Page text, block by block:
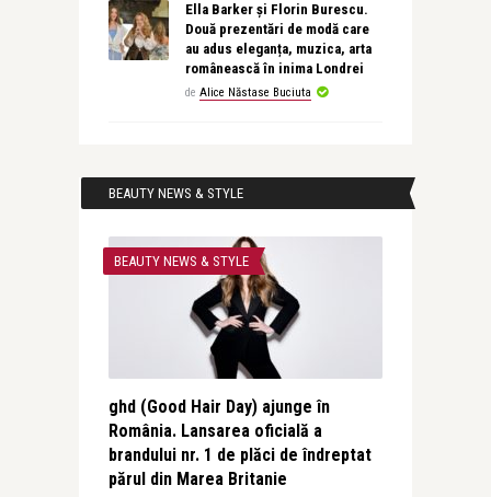
Ella Barker și Florin Burescu.
Două prezentări de modă care
au adus eleganța, muzica, arta
românească în inima Londrei
de Alice Năstase Buciuta
BEAUTY NEWS & STYLE
BEAUTY NEWS & STYLE
ghd (Good Hair Day) ajunge în
România. Lansarea oficială a
brandului nr. 1 de plăci de îndreptat
părul din Marea Britanie